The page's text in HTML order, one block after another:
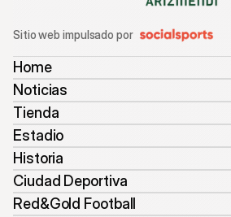
Sitio web impulsado por
Home
Noticias
Tienda
Estadio
Historia
Ciudad Deportiva
Red&Gold Football